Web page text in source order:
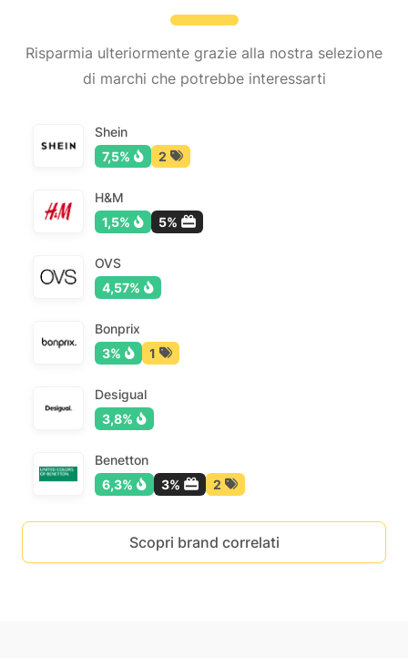
Risparmia ulteriormente grazie alla nostra selezione
di marchi che potrebbe interessarti
Shein
7,5%
2
H&M
1,5%
5%
OVS
4,57%
Bonprix
3%
1
Desigual
3,8%
Benetton
6,3%
3% 2
Scopri brand correlati